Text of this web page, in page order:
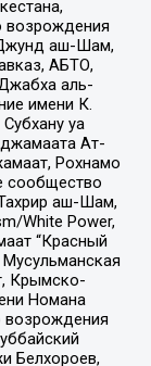
возрождения
аш-Шам,
АБТО,
аль-
имени К.
уа
Ат-
Рохнамо
сообщество
аш-Шам,
White Power,
“Красный
Крымско-
Номана
возрождения
Белхороев,